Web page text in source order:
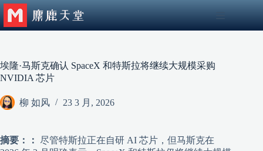
跳
至
埃隆·马斯克确认 SpaceX 和特斯拉将继续大规模采购
NVIDIA 芯片
柳 如风 23 3 月, 2026
摘要：：
尽管特斯拉正在自研 AI 芯片，但马斯克在